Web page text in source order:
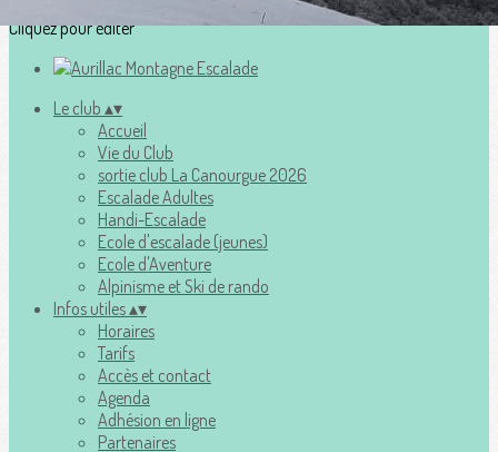
Cliquez pour éditer
Le club ▴▾
Accueil
Vie du Club
sortie club La Canourgue 2026
Escalade Adultes
Handi-Escalade
Ecole d'escalade (jeunes)
Ecole d'Aventure
Alpinisme et Ski de rando
Infos utiles▴▾
Horaires
Tarifs
Accès et contact
Agenda
Adhésion en ligne
Partenaires